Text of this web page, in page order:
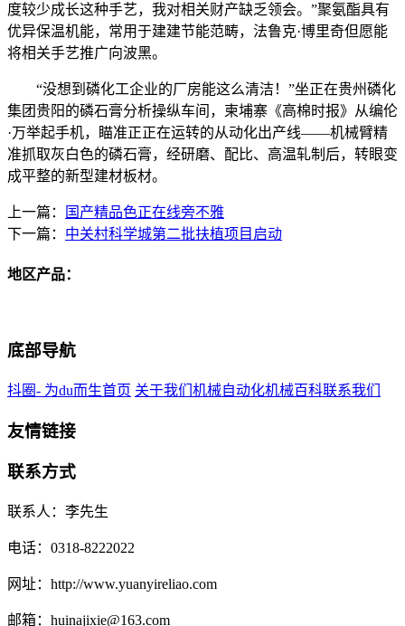
度较少成长这种手艺，我对相关财产缺乏领会。”聚氨酯具有
优异保温机能，常用于建建节能范畴，法鲁克·博里奇但愿能
将相关手艺推广向波黑。
“没想到磷化工企业的厂房能这么清洁！”坐正在贵州磷化
集团贵阳的磷石膏分析操纵车间，柬埔寨《高棉时报》从编伦
·万举起手机，瞄准正正在运转的从动化出产线——机械臂精
准抓取灰白色的磷石膏，经研磨、配比、高温轧制后，转眼变
成平整的新型建材板材。
上一篇：
国产精品色正在线旁不雅
下一篇： 中关村科学城第二批扶植项目启动
地区产品：
底部导航
抖圈- 为du而生首页 关于我们 机械自动化机械百科联系我们
友情链接
联系方式
联系人：李先生
电话：0318-8222022
网址：http://www.yuanyireliao.com
邮箱：huinajixie@163.com